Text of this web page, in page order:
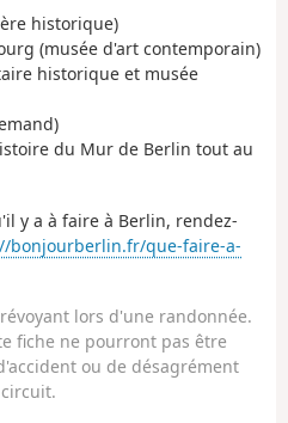
historique)
(musée d'art contemporain)
historique et musée
du Mur de Berlin tout au
y a à faire à Berlin, rendez-
bonjourberlin.fr/que-faire-a-
lors d'une randonnée.
fiche ne pourront pas être
ou de désagrément